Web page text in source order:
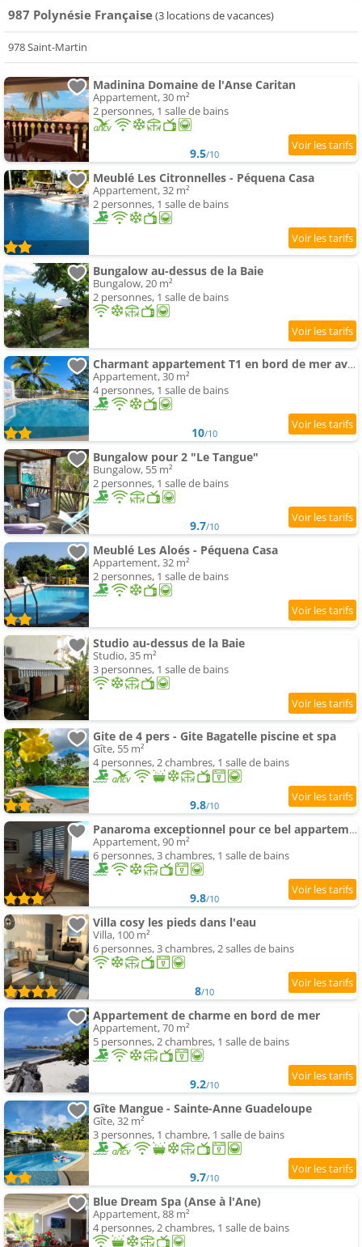
987 Polynésie Française(3 locations de vacances)
978 Saint-Martin
Madinina Domaine de l'Anse Caritan
Appartement, 30 m²
2 personnes, 1 salle de bains
9.5/10
Meublé Les Citronnelles - Péquena Casa
Appartement, 32 m²
2 personnes, 1 salle de bains
Bungalow au-dessus de la Baie
Bungalow, 20 m²
2 personnes, 1 salle de bains
Charmant appartement T1 en bord de mer avec piscine
Appartement, 30 m²
4 personnes, 1 salle de bains
10/10
Bungalow pour 2 "Le Tangue"
Bungalow, 55 m²
2 personnes, 1 salle de bains
9.7/10
Meublé Les Aloés - Péquena Casa
Appartement, 32 m²
2 personnes, 1 salle de bains
Studio au-dessus de la Baie
Studio, 35 m²
3 personnes, 1 salle de bains
Gite de 4 pers - Gite Bagatelle piscine et spa
Gîte, 55 m²
4 personnes, 2 chambres, 1 salle de bains
9.8/10
Panaroma exceptionnel pour ce bel appartement de 90 m²
Appartement, 90 m²
6 personnes, 3 chambres, 1 salle de bains
9.8/10
Villa cosy les pieds dans l'eau
Villa, 100 m²
6 personnes, 3 chambres, 2 salles de bains
8/10
Appartement de charme en bord de mer
Appartement, 70 m²
5 personnes, 2 chambres, 1 salle de bains
9.2/10
Gîte Mangue - Sainte-Anne Guadeloupe
Gîte, 32 m²
3 personnes, 1 chambre, 1 salle de bains
9.7/10
Blue Dream Spa (Anse à l'Ane)
Appartement, 88 m²
4 personnes, 2 chambres, 1 salle de bains